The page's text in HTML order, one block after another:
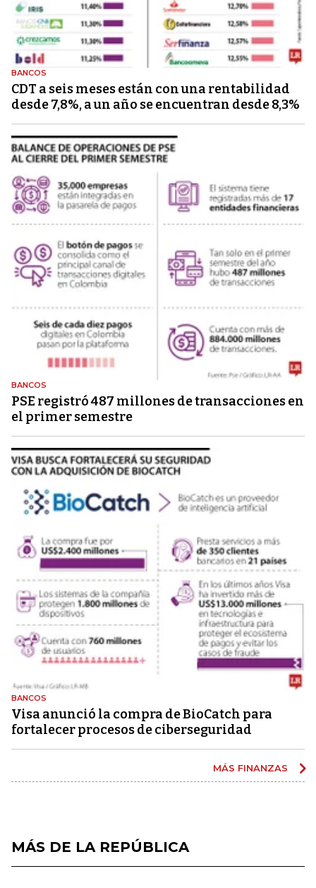
BANCOS
CDT a seis meses están con una rentabilidad
desde 7,8%, a un año se encuentran desde 8,3%
BANCOS
PSE registró 487 millones de transacciones en
el primer semestre
BANCOS
Visa anunció la compra de BioCatch para
fortalecer procesos de ciberseguridad
MÁS FINANZAS
MÁS DE LA REPÚBLICA